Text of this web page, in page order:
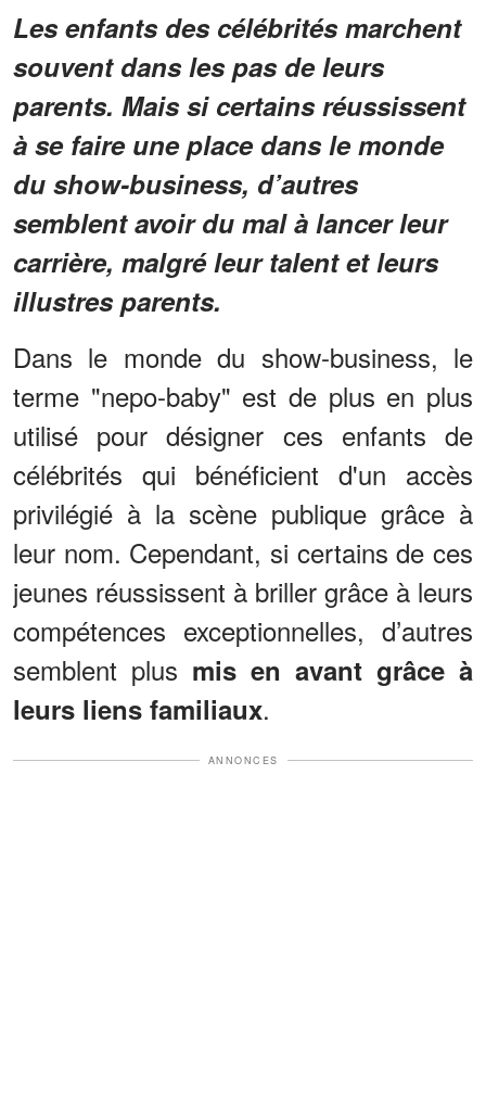
Les enfants des célébrités marchent
souvent dans les pas de leurs
parents. Mais si certains réussissent
à se faire une place dans le monde
du show-business, d’autres
semblent avoir du mal à lancer leur
carrière, malgré leur talent et leurs
illustres parents.
Dans le monde du show-business, le
terme "nepo-baby" est de plus en plus
utilisé pour désigner ces enfants de
célébrités qui bénéficient d'un accès
privilégié à la scène publique grâce à
leur nom. Cependant, si certains de ces
jeunes réussissent à briller grâce à leurs
compétences exceptionnelles, d’autres
semblent plus mis en avant grâce à
leurs liens familiaux.
ANNONCES